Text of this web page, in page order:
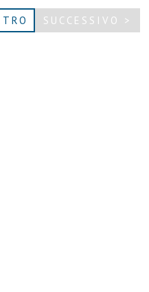
SUCCESSIVO >